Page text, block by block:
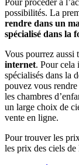
possibilités. La
rendre dans un
spécialisé dans la
Vous pourrez aussi
internet. Pour cela
spécialisés dans la
pouvez vous
les chambres
un large choix de
vente en ligne.
Pour trouver les
les prix des ciels de